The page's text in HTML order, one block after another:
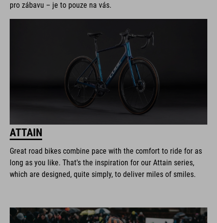
pro zábavu – je to pouze na vás.
ATTAIN
Great road bikes combine pace with the comfort to ride for as
long as you like. That's the inspiration for our Attain series,
which are designed, quite simply, to deliver miles of smiles.